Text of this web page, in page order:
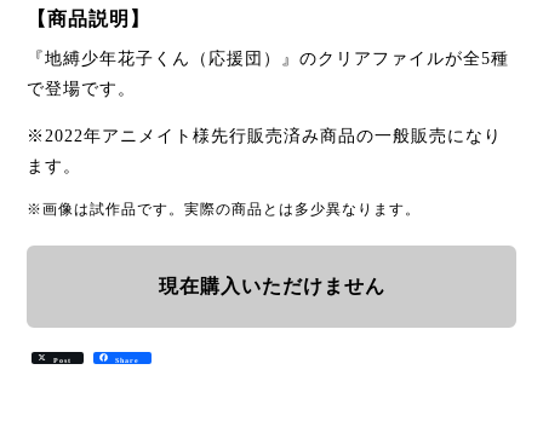
【商品説明】
『地縛少年花子くん（応援団）』のクリアファイルが全5種
で登場です。
※2022年アニメイト様先行販売済み商品の一般販売になり
ます。
※画像は試作品です。実際の商品とは多少異なります。
現在購入いただけません
Post Share